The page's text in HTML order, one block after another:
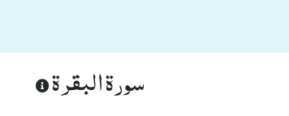
سورة البقرة